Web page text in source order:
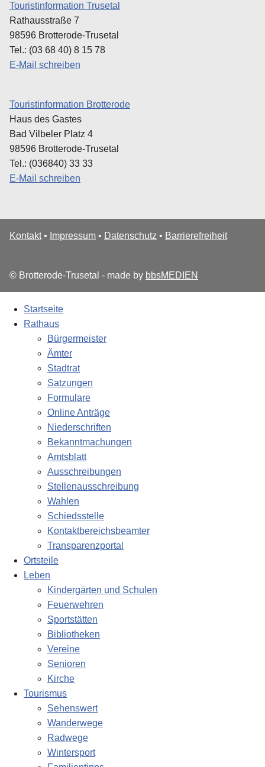
Touristinformation Trusetal
Rathausstraße 7
98596 Brotterode-Trusetal
Tel.: (03 68 40) 8 15 78
E-Mail schreiben
Touristinformation Brotterode
Haus des Gastes
Bad Vilbeler Platz 4
98596 Brotterode-Trusetal
Tel.: (036840) 33 33
E-Mail schreiben
Kontakt• Impressum • Datenschutz • Barrierefreiheit
© Brotterode-Trusetal - made by bbsMEDIEN
Startseite
Rathaus
Bürgermeister
Ämter
Stadtrat
Satzungen
Formulare
Online Anträge
Niederschriften
Bekanntmachungen
Amtsblatt
Ausschreibungen
Stellenausschreibung
Wahlen
Schiedsstelle
Kontaktbereichsbeamter
Transparenzportal
Ortsteile
Leben
Kindergärten und Schulen
Feuerwehren
Sportstätten
Bibliotheken
Vereine
Senioren
Kirche
Tourismus
Sehenswert
Wanderwege
Radwege
Wintersport